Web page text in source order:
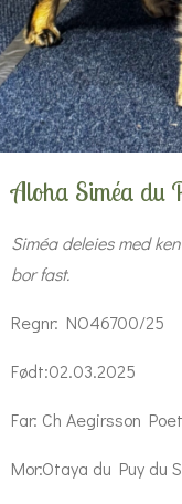
Aloha Siméa du
Siméa deleies med
bor fast.
Regnr: NO46700/25
Født:02.03.2025
Far: Ch Aegirsson
Mor:Otaya du Puy du